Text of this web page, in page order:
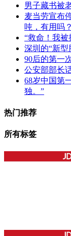
男子藏书被
麦当劳宣布
吨，有用吗？
“救命！我被
深圳的“新型
90后的第一
公安部部长
68岁中国第
独。”
热门推荐
所有标签